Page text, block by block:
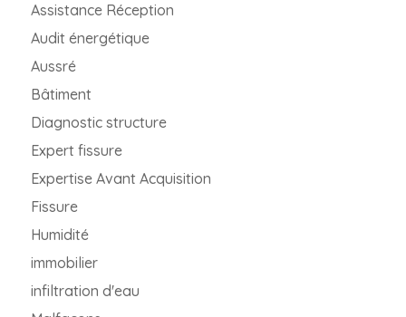
Assistance Réception
Audit énergétique
Aussré
Bâtiment
Diagnostic structure
Expert fissure
Expertise Avant Acquisition
Fissure
Humidité
immobilier
infiltration d'eau